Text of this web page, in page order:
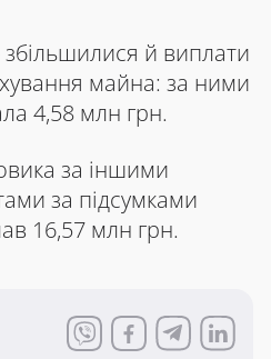
збільшилися й виплати
майна: за ними
4,58 млн грн.
за іншими
за підсумками
16,57 млн грн.